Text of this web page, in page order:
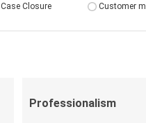
Case Closure Customer
Professionalism